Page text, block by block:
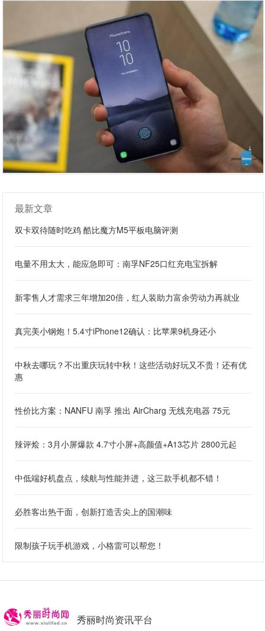
最新文章
双卡双待随时吃鸡 酷比魔方M5平板电脑评测
电量不用太大，能应急即可：南孚NF25口红充电宝拆解
新零售人才需求三年增加20倍，红人装助力富余劳动力再就业
真完美小钢炮！5.4寸iPhone12确认：比苹果9机身还小
中秋去哪玩？不出重庆玩转中秋！这些活动好玩又不贵！还有优
惠
性价比方案：NANFU 南孚 推出 AirCharg 无线充电器 75元
辣评烩：3月小屏爆款 4.7寸小屏+高颜值+A13芯片 2800元起
中低端好机盘点，续航与性能并进，这三款手机都不错！
必胜客出热干面，创新打造舌尖上的国潮味
限制孩子玩手机游戏，小格雷可以帮您！
秀丽时尚资讯平台